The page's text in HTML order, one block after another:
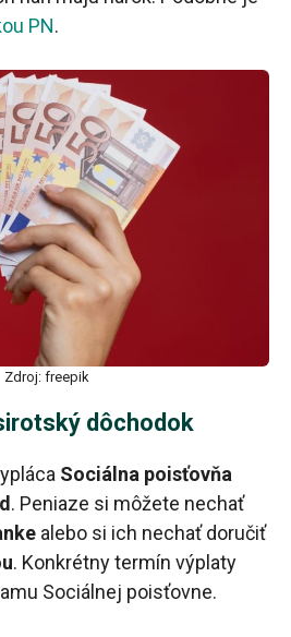
PN.
Zdroj: freepik
dôchodok
Sociálna poisťovňa
. Peniaze si môžete nechať
alebo si ich nechať doručiť
. Konkrétny termín výplaty
Sociálnej poisťovne.